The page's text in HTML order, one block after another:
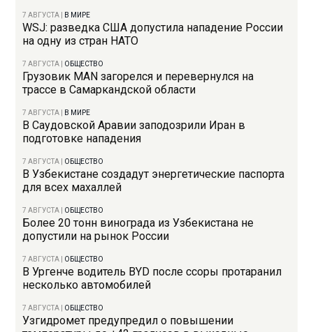
7 АВГУСТА В МИРЕ
WSJ: разведка США допустила нападение России
на одну из стран НАТО
7 АВГУСТА ОБЩЕСТВО
Грузовик MAN загорелся и перевернулся на
трассе в Самаркандской области
7 АВГУСТА В МИРЕ
В Саудовской Аравии заподозрили Иран в
подготовке нападения
7 АВГУСТА ОБЩЕСТВО
В Узбекистане создадут энергетические паспорта
для всех махаллей
7 АВГУСТА ОБЩЕСТВО
Более 20 тонн винограда из Узбекистана не
допустили на рынок России
7 АВГУСТА ОБЩЕСТВО
В Ургенче водитель BYD после ссоры протаранил
несколько автомобилей
7 АВГУСТА ОБЩЕСТВО
Узгидромет предупредил о повышении